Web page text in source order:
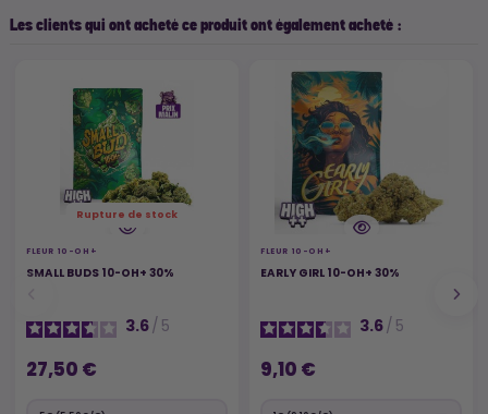
Les clients qui ont acheté ce produit ont également acheté :
Rupture de stock
FLEUR 10-OH+
SMALL BUDS 10-OH+ 30%
3.6/ 5
27,50 €
FLEUR 10-OH+
EARLY GIRL 10-OH+ 30%
3.6/ 5
9,10 €